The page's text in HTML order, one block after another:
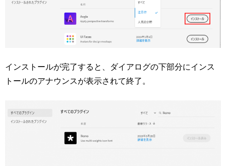
インストールが完了すると、ダイアログの下部分にインス
トールのアナウンスが表示されて終了。